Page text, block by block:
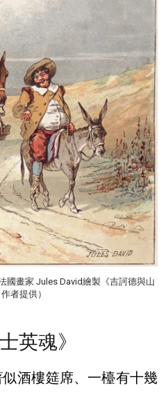
國畫家 Jules David繪製《吉訶德與山
者提供）
英魂》
酒樓筵席、一檯有十幾